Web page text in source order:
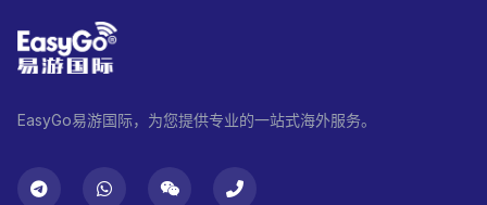
EasyGo易游国际，为您提供专业的一站式海外服务。